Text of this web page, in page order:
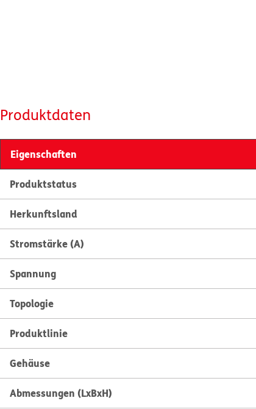
Produktdaten
Eigenschaften
Produktstatus
Herkunftsland
Stromstärke (A)
Spannung
Topologie
Produktlinie
Gehäuse
Abmessungen (LxBxH)